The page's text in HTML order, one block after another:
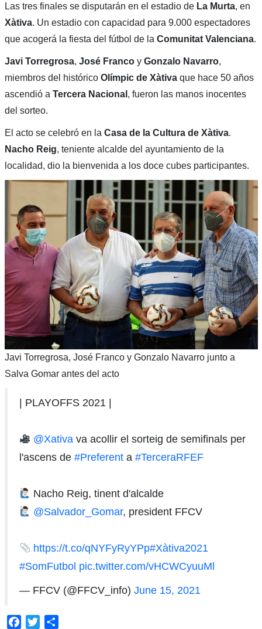
Las tres finales se disputarán en el estadio deLa Murta, en
Xàtiva. Un estadio con capacidad para 9.000 espectadores
que acogerá la fiesta del fútbol de la Comunitat Valenciana.
Javi Torregrosa, José Franco y Gonzalo Navarro,
miembros del histórico Olímpic de Xàtiva que hace 50 años
ascendió a Tercera Nacional , fueron las manos inocentes
del sorteo.
El acto se celebró en la Casa de la Cultura de Xàtiva.
Nacho Reig, teniente alcalde del ayuntamiento de la
localidad, dio la bienvenida a los doce cubes participantes.
Javi Torregrosa, José Franco y Gonzalo Navarro junto a
Salva Gomar antes del acto
| PLAYOFFS 2021 |
@Xativa va acollir el sorteig de semifinals per
l'ascens de #Preferenta #TerceraRFEF
Nacho Reig, tinent d'alcalde
@Salvador_Gomar, president FFCV
https://t.co/qNYFyRyYPp#Xàtiva2021
#SomFutbol pic.twitter.com/vHCWCyuuMl
— FFCV (@FFCV_info) June 15, 2021
Facebook
Twitter